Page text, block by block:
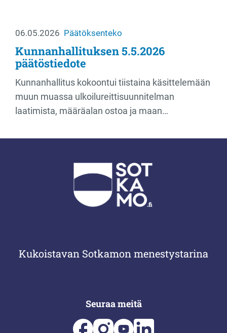
06.05.2026 Päätöksenteko
Kunnanhallituksen 5.5.2026
päätöstiedote
Kunnanhallitus kokoontui tiistaina käsittelemään
muun muassa ulkoilureittisuunnitelman
laatimista, määräalan ostoa ja maan…
Kukoistavan Sotkamon menestystarina
Seuraa meitä